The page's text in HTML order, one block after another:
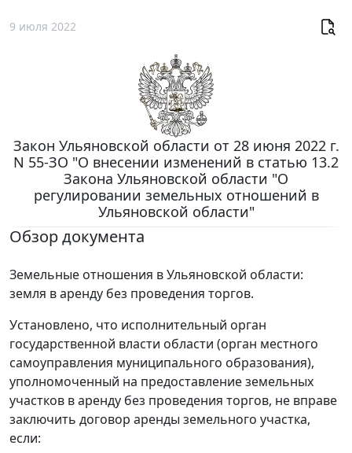
9 июля 2022
Закон Ульяновской области от 28 июня 2022 г.
N 55-ЗО "О внесении изменений в статью 13.2
Закона Ульяновской области "О
регулировании земельных отношений в
Ульяновской области"
Обзор документа
Земельные отношения в Ульяновской области:
земля в аренду без проведения торгов.
Установлено, что исполнительный орган
государственной власти области (орган местного
самоуправления муниципального образования),
уполномоченный на предоставление земельных
участков в аренду без проведения торгов, не вправе
заключить договор аренды земельного участка,
если: